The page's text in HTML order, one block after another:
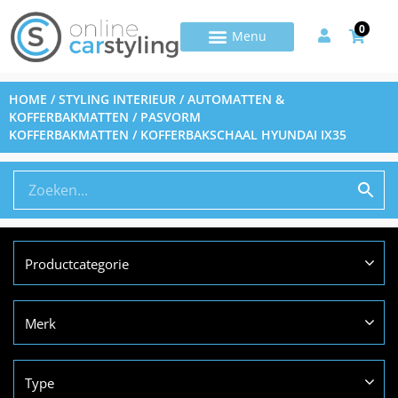
0
HOME /STYLING INTERIEUR /AUTOMATTEN &
KOFFERBAKMATTEN / PASVORM
KOFFERBAKMATTEN / KOFFERBAKSCHAAL HYUNDAI IX35
Productcategorie
Merk
Type